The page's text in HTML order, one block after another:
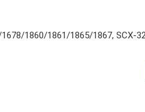
1860/1861/1865/1867, SCX-